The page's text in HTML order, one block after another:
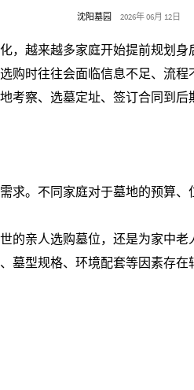
沈阳墓园 2026年 06月 12日
，越来越多家庭开始提前规划身
购时往往会面临信息不足、流
考察、选墓定址、签订合同到
求。不同家庭对于墓地的预算
的亲人选购墓位，还是为家中
墓型规格、环境配套等因素存在